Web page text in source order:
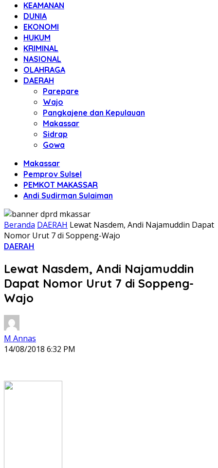
KEAMANAN
DUNIA
EKONOMI
HUKUM
KRIMINAL
NASIONAL
OLAHRAGA
DAERAH
Parepare
Wajo
Pangkajene dan Kepulauan
Makassar
Sidrap
Gowa
Makassar
Pemprov Sulsel
PEMKOT MAKASSAR
Andi Sudirman Sulaiman
Beranda DAERAH Lewat Nasdem, Andi Najamuddin Dapat
Nomor Urut 7 di Soppeng-Wajo
DAERAH
Lewat Nasdem, Andi Najamuddin
Dapat Nomor Urut 7 di Soppeng-
Wajo
M Annas
14/08/2018 6:32 PM